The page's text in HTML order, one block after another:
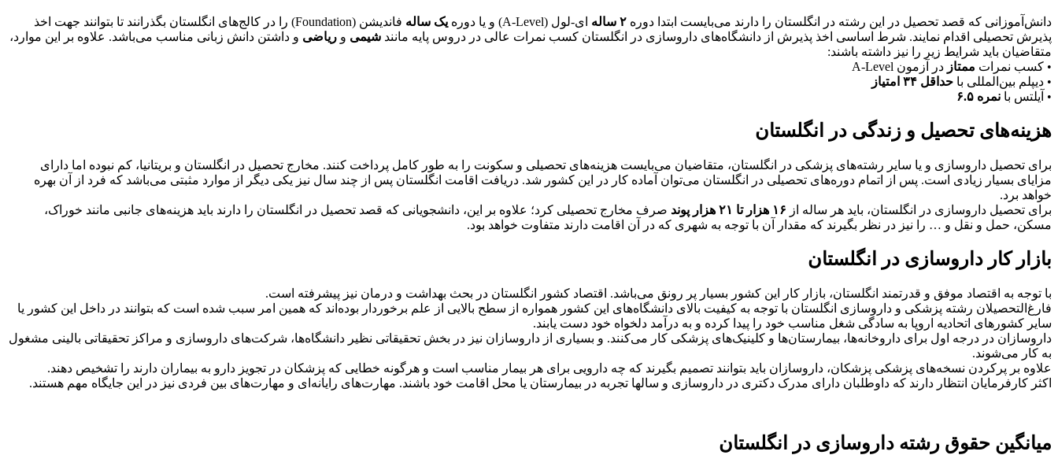
دانش‌آموزانی که قصد تحصیل در این رشته در انگلستان را دارند می‌بایست ابتدا دوره ۲ ساله ای-لول (A-Level) و یا دوره یک ساله
فاندیشن (Foundation) را در کالج‌های انگلستان بگذرانند تا بتوانند جهت اخذ
پذیرش تحصیلی اقدام نمایند. شرط اساسی اخذ پذیرش از دانشگاه‌های داروسازی در انگلستان کسب نمرات عالی در دروس پایه مانند شیمی‌ و ریاضی و داشتن دانش زبانی مناسب می‌باشد. علاوه بر این موارد،
متقاضیان باید شرایط زیر را نیز داشته باشند:
• کسب نمرات ممتاز در آزمون A-Level
• دیپلم بین‌المللی با حداقل ۳۴ امتیاز
• آیلتس با نمره ۶.۵
هزینه‌های تحصیل و زندگی در انگلستان
برای تحصیل داروسازی و یا سایر رشته‌های پزشکی در انگلستان، متقاضیان می‌بایست هزینه‌های تحصیلی و سکونت را به طور کامل پرداخت کنند. مخارج تحصیل در انگلستان و بریتانیا، کم نبوده اما دارای
مزایای بسیار زیادی است. پس از اتمام دوره‌های تحصیلی در انگلستان می‌توان آماده کار در این کشور شد. دریافت اقامت انگلستان پس از چند سال نیز یکی دیگر از موارد مثبتی می‌باشد که فرد از آن بهره
خواهد برد.
برای تحصیل داروسازی در انگلستان، باید هر ساله از
صرف مخارج تحصیلی کرد؛ علاوه بر این، دانشجویانی که قصد تحصیل در انگلستان را دارند باید هزینه‌های جانبی مانند خوراک،
مسکن، حمل و نقل و … را نیز در نظر بگیرند که مقدار آن با توجه به شهری که در آن اقامت دارند متفاوت خواهد بود.
بازار کار داروسازی در انگلستان
با توجه به اقتصاد موفق و قدرتمند انگلستان، بازار کار این کشور بسیار پر رونق می‌باشد. اقتصاد کشور انگلستان در بحث بهداشت و درمان نیز پیشرفته است.
فارغ‌التحصیلان رشته پزشکی و داروسازی انگلستان با توجه به کیفیت بالای دانشگاه‌های این کشور همواره از سطح بالایی از علم برخوردار بوده‌اند که همین امر سبب شده است که بتوانند در داخل این کشور یا
سایر کشورهای اتحادیه اروپا به سادگی شغل مناسب خود را پیدا کرده و به درآمد دلخواه خود دست یابند.
داروسازان در درجه اول برای داروخانه‌ها، بیمارستان‌ها و کلینیک‌های پزشکی کار می‌کنند. و بسیاری از داروسازان نیز در بخش تحقیقاتی نظیر دانشگاه‌ها، شرکت‌های داروسازی و مراکز تحقیقاتی بالینی مشغول
به کار می‌شوند.
علاوه بر پركردن نسخه‌های پزشكی پزشكان، داروسازان باید بتوانند تصمیم بگیرند كه چه دارویی برای هر بیمار مناسب است و هرگونه خطایی كه پزشكان در تجویز دارو به بیماران دارند را تشخیص دهند.
اکثر کارفرمایان انتظار دارند که داوطلبان دارای مدرک دکتری در داروسازی و سالها تجربه در بیمارستان یا محل اقامت خود باشند. مهارت‌های رایانه‌ای و مهارت‌های بین فردی نیز در این جایگاه مهم هستند.
میانگین حقوق رشته داروسازی در انگلستان